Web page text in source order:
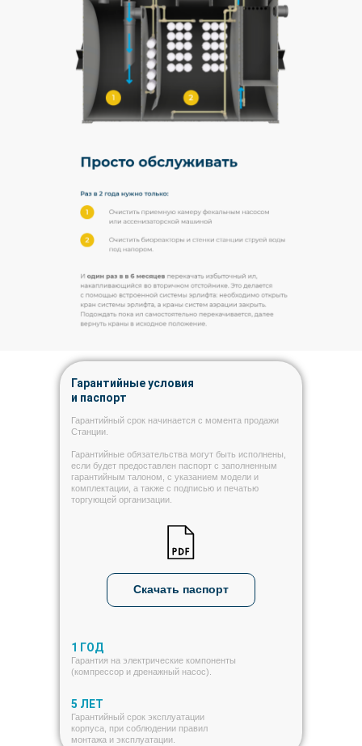
Гарантийные условия
и паспорт
Гарантийный срок начинается с момента продажи
Станции.
Гарантийные обязательства могут быть исполнены,
если будет предоставлен паспорт с заполненным
гарантийным талоном, с указанием модели и
комплектации, а также с подписью и печатью
торгующей организации.
Гарантия на электрические компоненты
(компрессор и дренажный насос).
1 ГОД
Гарантийный срок эксплуатации
корпуса, при соблюдении правил
монтажа и эксплуатации.
5 ЛЕТ
Скачать паспорт